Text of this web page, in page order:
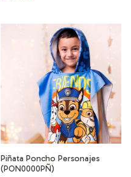
Piñata Poncho Personajes
(PON0000PÑ)